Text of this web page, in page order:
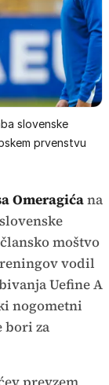
slovenske
prvenstvu
Omeragićana
moštvo
vodil
Uefine A
nogometni
bori za